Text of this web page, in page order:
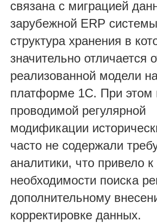
связана с миграцией
зарубежной ERP
структура хранения в
значительно отличается
реализованной модели
платформе 1С. При этом
проводимой регулярной
модификации
часто не содержали
аналитики, что привело к
необходимости поиска
дополнительному
корректировке данных.